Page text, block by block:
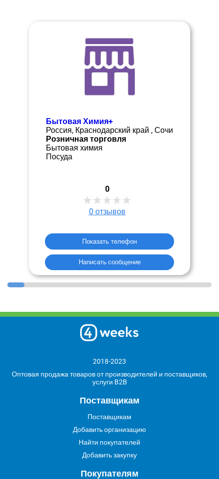
Бытовая Химия+
Россия, Краснодарский край , Сочи
Розничная торговля
Бытовая химия
Посуда
0
0 отзывов
Показать телефон
Написать сообщение
2018-2023
Оптовая продажа товаров от производителей и поставщиков,
услуги B2B
Поставщикам
Поставщикам
Добавить организацию
Найти покупателей
Добавить закупку
Покупателям